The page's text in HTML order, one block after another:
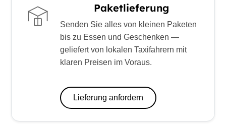
Paketlieferung
Senden Sie alles von kleinen Paketen
bis zu Essen und Geschenken —
geliefert von lokalen Taxifahrern mit
klaren Preisen im Voraus.
Lieferung anfordern